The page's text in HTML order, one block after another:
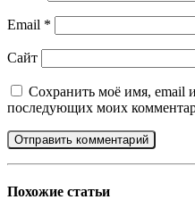
Email *
Сайт
Сохранить моё имя, email
последующих моих
Похожие статьи